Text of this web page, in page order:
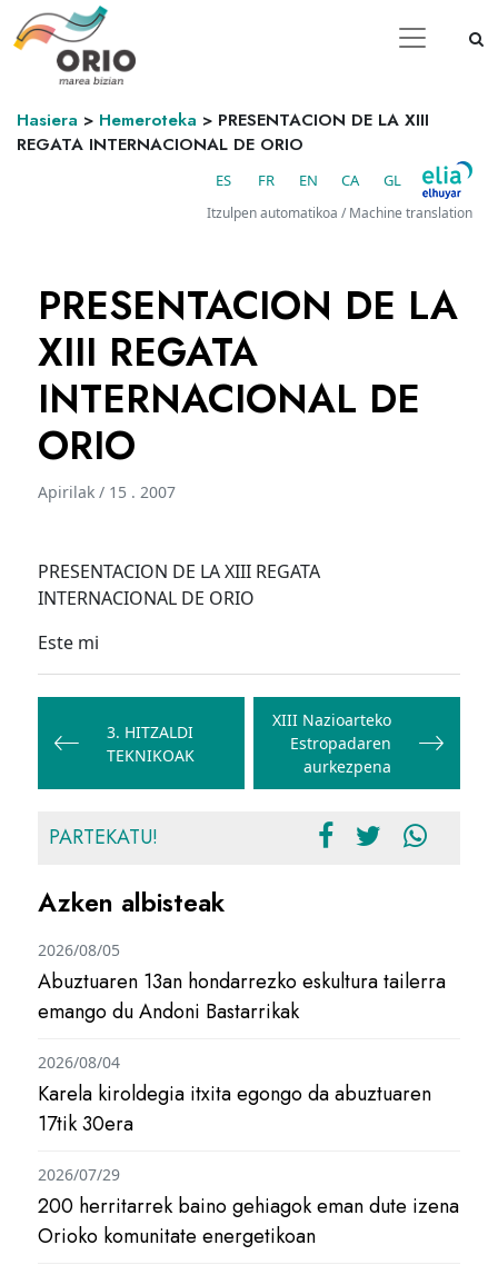
Hasiera > Hemeroteka > PRESENTACION DE LA XIII
REGATA INTERNACIONAL DE ORIO
ES FR EN CA GL
Itzulpen automatikoa / Machine translation
PRESENTACION DE LA
XIII REGATA
INTERNACIONAL DE
ORIO
Apirilak / 15 . 2007
PRESENTACION DE LA XIII REGATA
INTERNACIONAL DE ORIO
Este mi
Bidalketetan
zehar
nabigatu
3. HITZALDI
TEKNIKOAK
XIII Nazioarteko
Estropadaren
aurkezpena
PARTEKATU!
Azken albisteak
Abuztuaren 13an hondarrezko eskultura tailerra
emango du Andoni Bastarrikak
2026/08/05
Karela kiroldegia itxita egongo da abuztuaren
17tik 30era
2026/08/04
200 herritarrek baino gehiagok eman dute izena
Orioko komunitate energetikoan
2026/07/29